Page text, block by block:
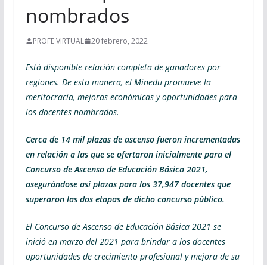
nombrados
PROFE VIRTUAL 20 febrero, 2022
Está disponible relación completa de ganadores por
regiones. De esta manera, el Minedu promueve la
meritocracia, mejoras económicas y oportunidades para
los docentes nombrados.
Cerca de 14 mil plazas de ascenso fueron incrementadas
en relación a las que se ofertaron inicialmente para el
Concurso de Ascenso de Educación Básica 2021,
asegurándose así plazas para los 37,947 docentes que
superaron las dos etapas de dicho concurso público.
El Concurso de Ascenso de Educación Básica 2021 se
inició en marzo del 2021 para brindar a los docentes
oportunidades de crecimiento profesional y mejora de su